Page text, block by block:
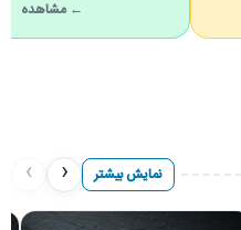
← مشاهده
نمایش بیشتر ‹
›